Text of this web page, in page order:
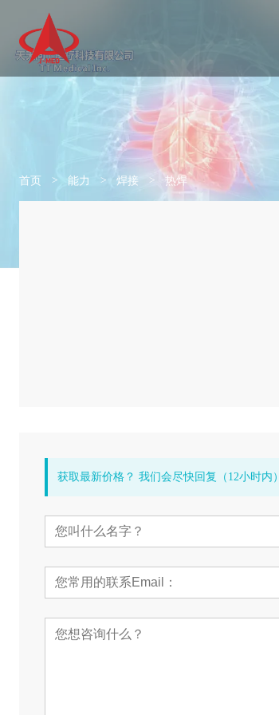
首页 > 能力 > 焊接 > 热焊
获取最新价格？ 我们会尽快回复（12小时内）